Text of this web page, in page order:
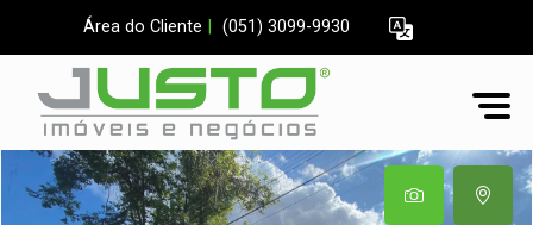
Área do Cliente (051) 3099-9930